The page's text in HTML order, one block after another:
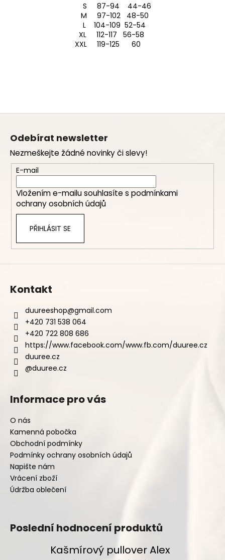
S 87-94 44-46
M 97-102 48-50
L 104-109 52-54
XL 112-117 56-58
XXL 119-125 60
Z
Odebírat newsletter
Nezmeškejte žádné novinky či slevy!
E-mail
Vložením e-mailu souhlasíte s podmínkami
ochrany osobních údajů
PŘIHLÁSIT SE
Kontakt
duureeshop@gmail.com
+420 731 538 064
+420 722 808 686
https://www.facebook.com/www.fb.com/duuree.cz
duuree.cz
@duuree.cz
Informace pro vás
O nás
Kamenná pobočka
Obchodní podmínky
Podmínky ochrany osobních údajů
Napište nám
Vrácení zboží
Údržba oblečení
Poslední hodnocení produktů
Kašmírový pullover Alex